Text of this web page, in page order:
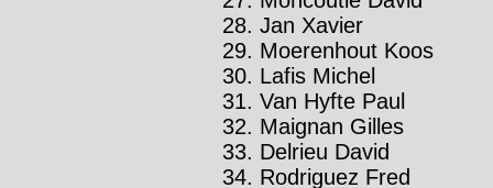
Jan Xavier
Moerenhout Koos
Lafis Michel
Van Hyfte Paul
Maignan Gilles
Delrieu David
Rodriguez Fred